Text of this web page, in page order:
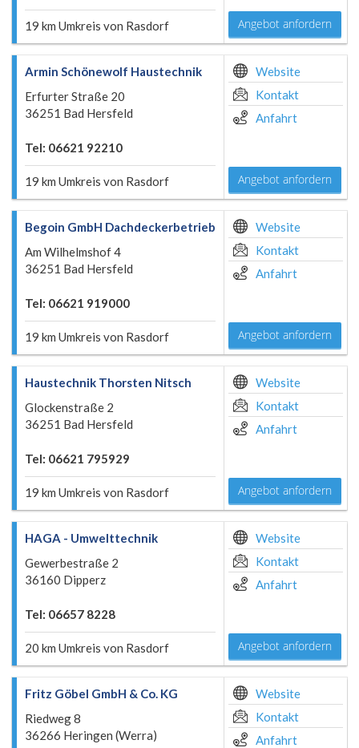
19 km Umkreis von Rasdorf Angebot anfordern
Armin Schönewolf Haustechnik
Erfurter Straße 20
36251 Bad Hersfeld
Tel: 06621 92210
19 km Umkreis von Rasdorf
Website
Kontakt
Anfahrt
Angebot anfordern
Begoin GmbH Dachdeckerbetrieb
Am Wilhelmshof 4
36251 Bad Hersfeld
Tel: 06621 919000
19 km Umkreis von Rasdorf
Website
Kontakt
Anfahrt
Angebot anfordern
Haustechnik Thorsten Nitsch
Glockenstraße 2
36251 Bad Hersfeld
Tel: 06621 795929
19 km Umkreis von Rasdorf
Website
Kontakt
Anfahrt
Angebot anfordern
HAGA - Umwelttechnik
Gewerbestraße 2
36160 Dipperz
Tel: 06657 8228
20 km Umkreis von Rasdorf
Website
Kontakt
Anfahrt
Angebot anfordern
Fritz Göbel GmbH & Co. KG
Riedweg 8
36266 Heringen (Werra)
Website
Kontakt
Anfahrt